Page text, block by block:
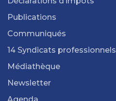
Publications
Communiqués
14 Syndicats professionnels
Médiathèque
Newsletter